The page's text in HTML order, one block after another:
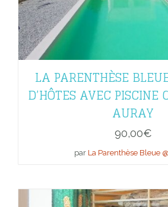
LA PARENTHÈSE
D’HÔTES AVEC PISCINE
AURAY
90,00€
par La Parenthèse Bleue